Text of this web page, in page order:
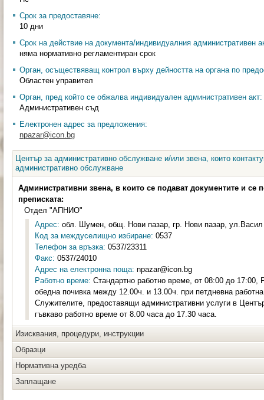
Срок за предоставяне:
10 дни
Срок на действие на документа/индивидуалния административен
няма нормативно регламентиран срок
Орган, осъществяващ контрол върху дейността на органа по
Областен управител
Орган, пред който се обжалва индивидуален административен акт:
Административен съд
Електронен адрес за предложения:
npazar@icon.bg
Център за административно обслужване и/или звена, които
административно обслужване
Административни звена, в които се подават документите и се
преписката:
Отдел "АПНИО"
Адрес: обл. Шумен, общ. Нови пазар, гр. Нови пазар, ул.Васил
Код за междуселищно избиране: 0537
Телефон за връзка: 0537/23311
Факс: 0537/24010
Адрес на електронна поща: npazar@icon.bg
Работно време: Стандартно работно време, от 08:00 до 17:00,
обедна почивка между 12.00ч. и 13.00ч. при петдневна
Служителите, предоставящи административни услуги в
гъвкаво работно време от 8.00 часа до 17.30 часа.
Изисквания, процедури, инструкции
Образци
Нормативна уредба
Заплащане